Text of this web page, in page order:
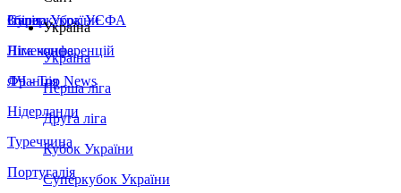
Збірна України
Італія
Німеччина
Франція
Нідерланди
Туреччина
Португалія
Суперкубок УЄФА
Ліга конференцій
ЛЧ - Top News
Україна
Україна
Перша ліга
Друга ліга
Кубок України
Суперкубок України